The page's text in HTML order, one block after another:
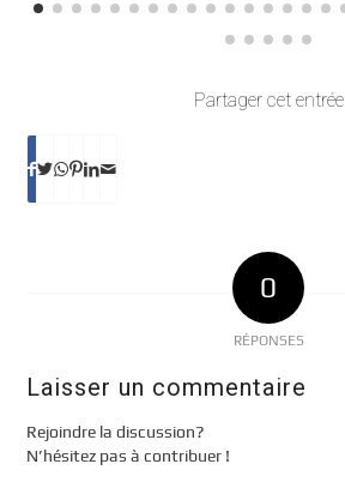
Partager cet entrée
0
RÉPONSES
Laisser un commentaire
Rejoindre la discussion?
N’hésitez pas à contribuer !